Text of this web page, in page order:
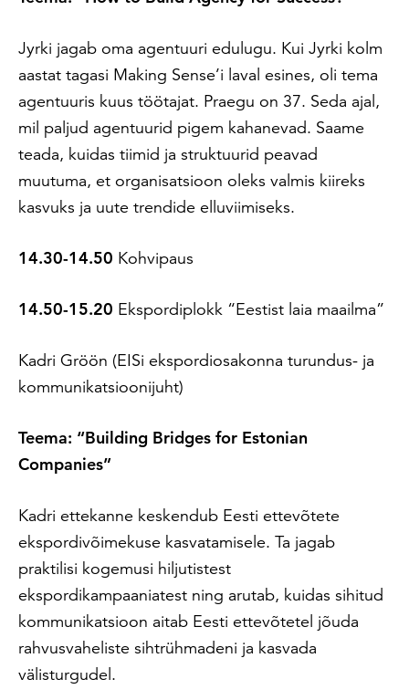
Jyrki jagab oma agentuuri edulugu. Kui Jyrki kolm
aastat tagasi Making Sense’i laval esines, oli tema
agentuuris kuus töötajat. Praegu on 37. Seda ajal,
mil paljud agentuurid pigem kahanevad. Saame
teada, kuidas tiimid ja struktuurid peavad
muutuma, et organisatsioon oleks valmis kiireks
kasvuks ja uute trendide elluviimiseks.
14.30-14.50 Kohvipaus
14.50-15.20 Ekspordiplokk “Eestist laia maailma”
Kadri Gröön (EISi ekspordiosakonna turundus- ja
kommunikatsioonijuht)
Teema: “Building Bridges for Estonian
Companies”
Kadri ettekanne keskendub Eesti ettevõtete
ekspordivõimekuse kasvatamisele. Ta jagab
praktilisi kogemusi hiljutistest
ekspordikampaaniatest ning arutab, kuidas sihitud
kommunikatsioon aitab Eesti ettevõtetel jõuda
rahvusvaheliste sihtrühmadeni ja kasvada
välisturgudel.